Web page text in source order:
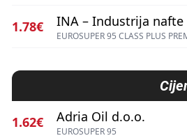
1.78€ INA – Industrija nafte
EUROSUPER 95 CLASS PLUS
1.62€ Adria Oil d.o.o.
EUROSUPER 95